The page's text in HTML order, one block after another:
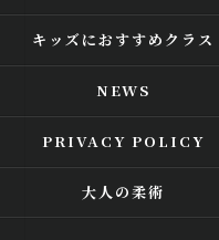
キッズにおすすめクラス
NEWS
PRIVACY POLICY
大人の柔術